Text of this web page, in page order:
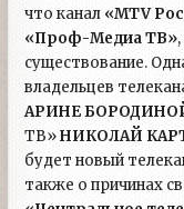
что канал «MTV
«Проф-Медиа ТВ»
существование.
владельцев
АРИНЕ
ТВ»НИКОЛАЙ
будет новый
также о причинах